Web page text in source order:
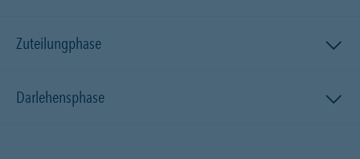
Zuteilungphase
Darlehensphase